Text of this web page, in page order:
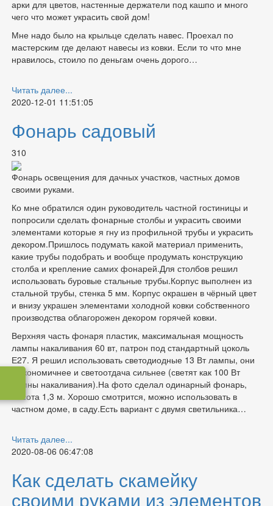
арки для цветов, настенные держатели под кашпо и много
чего что может украсить свой дом!
Мне надо было на крыльце сделать навес. Проехал по
мастерским где делают навесы из ковки. Если то что мне
нравилось, стоило по деньгам очень дорого…
Читать далее...
2020-12-01 11:51:05
Фонарь садовый
310
Фонарь освещения для дачных участков, частных домов
своими руками.
Ко мне обратился один руководитель частной гостиницы и
попросили сделать фонарные столбы и украсить своими
элементами которые я гну из профильной трубы и украсить
декором.Пришлось подумать какой материал применить,
какие трубы подобрать и вообще продумать конструкцию
столба и крепление самих фонарей.Для столбов решил
использовать буровые стальные трубы.Корпус выполнен из
стальной трубы, стенка 5 мм. Корпус окрашен в чёрный цвет
и внизу украшен элементами холодной ковки собственного
производства облагорожен декором горячей ковки.
Верхняя часть фонаря пластик, максимальная мощность
лампы накаливания 60 вт, патрон под стандартный цоколь
Е27. Я решил использовать светодиодные 13 Вт лампы, они
и экономичнее и светоотдача сильнее (светят как 100 Вт
ламны накаливания).На фото сделал одинарный фонарь,
высота 1,3 м. Хорошо смотрится, можно использовать в
частном доме, в саду.Есть вариант с двумя светильника…
Читать далее...
2020-08-06 06:47:08
Как сделать скамейку
своими руками из элементов